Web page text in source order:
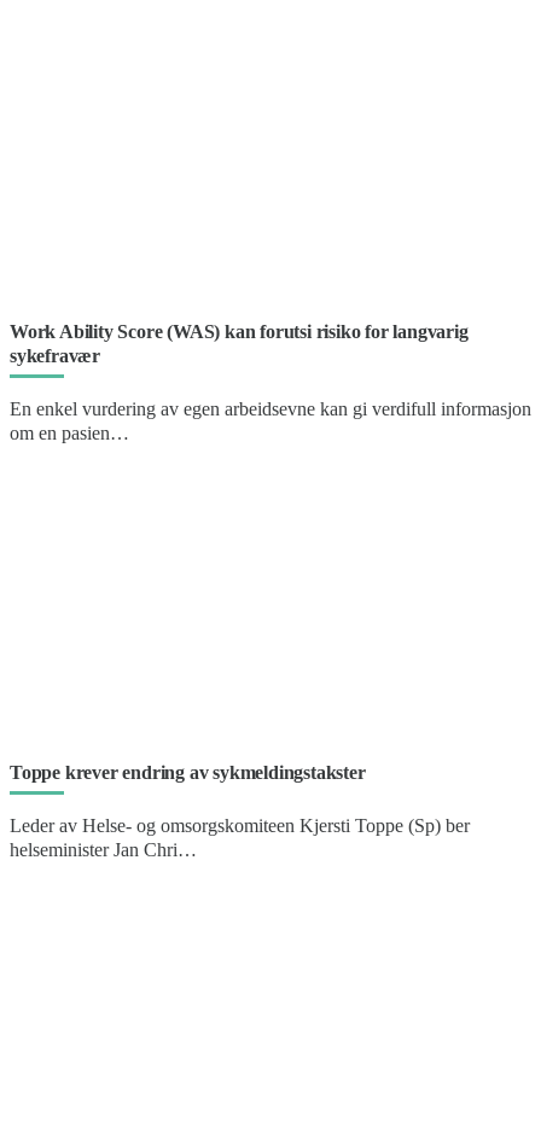
Work Ability Score (WAS) kan forutsi risiko for langvarig
sykefravær
En enkel vurdering av egen arbeidsevne kan gi verdifull informasjon
om en pasien…
Toppe krever endring av sykmeldingstakster
Leder av Helse- og omsorgskomiteen Kjersti Toppe (Sp) ber
helseminister Jan Chri…